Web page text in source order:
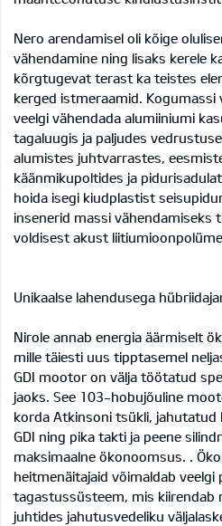
Nero arendamisel oli kõige
vähendamine ning lisaks kerele
kõrgtugevat terast ka teistes
kerged istmeraamid. Kogumassi
veelgi vähendada alumiiniumi
tagaluugis ja paljudes
alumistes juhtvarrastes,
käänmikupoltides ja
hoida isegi kiudplastist
insenerid massi vähendamiseks
voldisest akust
Unikaalse lahendusega
Nirole annab energia äärmiselt
mille täiesti uus tipptasemel
GDI mootor on välja töötatud
jaoks. See 103-hobujõuline
korda Atkinsoni tsükli, jahutatud
GDI ning pika takti ja peene
maksimaalne ökonoomsus. .
heitmenäitajaid võimaldab veelgi
tagastussüsteem, mis kiirendab
juhtides jahutusvedeliku